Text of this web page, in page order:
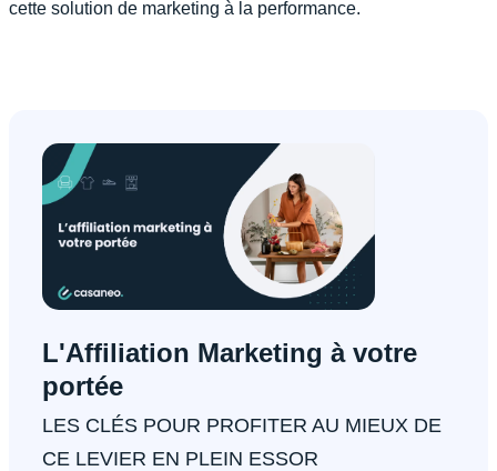
cette solution de marketing à la performance.
L'Affiliation Marketing à votre
portée
LES CLÉS POUR PROFITER AU MIEUX DE
CE LEVIER EN PLEIN ESSOR